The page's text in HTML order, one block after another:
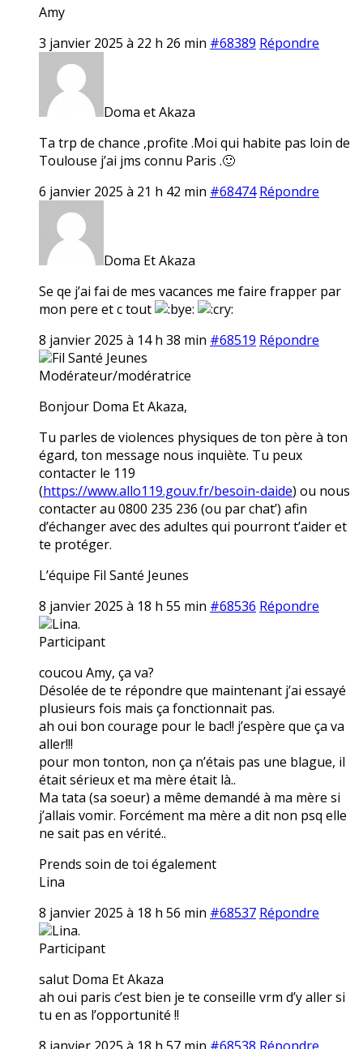
Amy
3 janvier 2025 à 22 h 26 min #68389 Répondre
Doma et Akaza
Ta trp de chance ,profite .Moi qui habite pas loin de
Toulouse j’ai jms connu Paris .🙂
6 janvier 2025 à 21 h 42 min #68474 Répondre
Doma Et Akaza
Se qe j’ai fai de mes vacances me faire frapper par
mon pere et c tout
8 janvier 2025 à 14 h 38 min #68519 Répondre
Fil Santé Jeunes
Modérateur/modératrice
Bonjour Doma Et Akaza,
Tu parles de violences physiques de ton père à ton
égard, ton message nous inquiète. Tu peux
contacter le 119
(https://www.allo119.gouv.fr/besoin-daide) ou nous
contacter au 0800 235 236 (ou par chat’) afin
d’échanger avec des adultes qui pourront t’aider et
te protéger.
L’équipe Fil Santé Jeunes
8 janvier 2025 à 18 h 55 min #68536 Répondre
Lina.
Participant
coucou Amy, ça va?
Désolée de te répondre que maintenant j’ai essayé
plusieurs fois mais ça fonctionnait pas.
ah oui bon courage pour le bac!! j’espère que ça va
aller!!!
pour mon tonton, non ça n’étais pas une blague, il
était sérieux et ma mère était là..
Ma tata (sa soeur) a même demandé à ma mère si
j’allais vomir. Forcément ma mère a dit non psq elle
ne sait pas en vérité..
Prends soin de toi également
Lina
8 janvier 2025 à 18 h 56 min #68537 Répondre
Lina.
Participant
salut Doma Et Akaza
ah oui paris c’est bien je te conseille vrm d’y aller si
tu en as l’opportunité !!